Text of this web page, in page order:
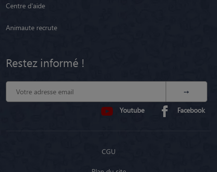
Centre d'aide
Animaute recrute
Restez informé !
Youtube Facebook
CGU